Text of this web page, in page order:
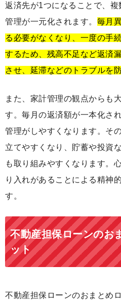
返済先が1つになることで、
管理が一元化されます。 毎月
る必要がなくなり、一度の手
するため、残高不足など返済
させ、延滞などのトラブルを
また、家計管理の観点からも
す。毎月の返済額が一本化さ
管理がしやすくなります。そ
立てやすくなり、貯蓄や投資
も取り組みやすくなります。
り入れがあることによる精神
す。
不動産担保ローンのお
ット
不動産担保ローンのおまとめ